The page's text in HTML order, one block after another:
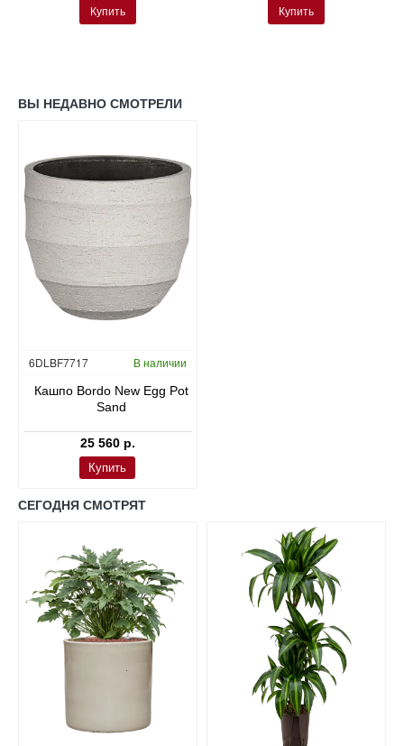
Купить Купить
ВЫ НЕДАВНО СМОТРЕЛИ
6DLBF7717 В наличии
Кашпо Bordo New Egg Pot
Sand
25 560 р.
Купить
СЕГОДНЯ СМОТРЯТ